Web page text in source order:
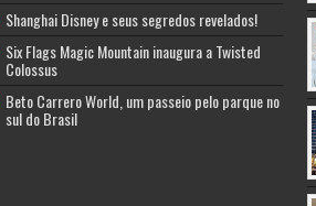
Shanghai Disney e seus segredos revelados!
Six Flags Magic Mountain inaugura a Twisted
Colossus
Beto Carrero World, um passeio pelo parque no
sul do Brasil